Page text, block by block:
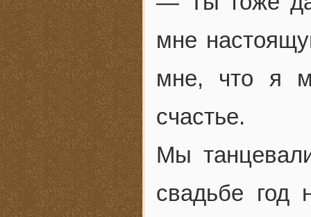
мне
мне, что я
счастье.
Мы
свадьбе год